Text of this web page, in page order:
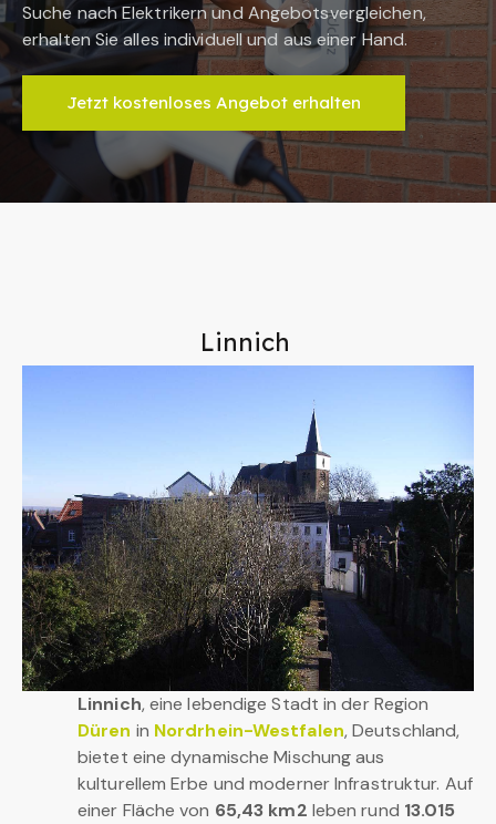
Suche nach Elektrikern und Angebotsvergleichen,
erhalten Sie alles individuell und aus einer Hand.
Jetzt kostenloses Angebot erhalten
Linnich
Linnich, eine lebendige Stadt in der Region
Düren in Nordrhein-Westfalen, Deutschland,
bietet eine dynamische Mischung aus
kulturellem Erbe und moderner Infrastruktur. Auf
einer Fläche von 65,43 km2 leben rund 13.015